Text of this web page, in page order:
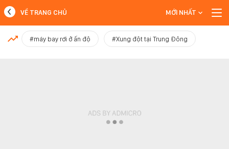
MỚI NHẤT
VỀ TRANG CHỦ MỚI NHẤT
#máy bay rơi ở ấn độ #Xung đột tại Trung Đông